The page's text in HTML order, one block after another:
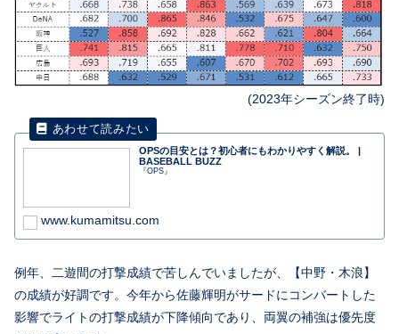
(2023年シーズン終了時)
OPSの目安とは？初心者にもわかりやすく解説。 |
BASEBALL BUZZ
『OPS』
www.kumamitsu.com
例年、二遊間の打撃成績で苦しんでいましたが、【中野・木浪】
の成績が好調です。今年から佐藤輝明がサードにコンバートした
影響でライトの打撃成績が下降傾向であり、両翼の補強は優先度